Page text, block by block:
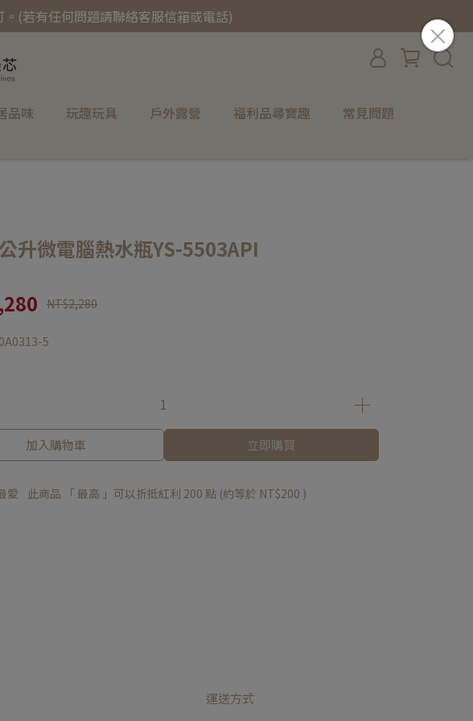
(若有任何問題請聯絡客服信箱或電話)
品味 玩趣玩具 戶外露營 福利品尋寶趣
常見問題
升微電腦熱水瓶YS-5503API
NT$2,280
0A0313-5
加入購物車 立即購買
愛 此商品 「 最高 」可以折抵紅利 200 點 (約等於 NT$200 )
運送方式